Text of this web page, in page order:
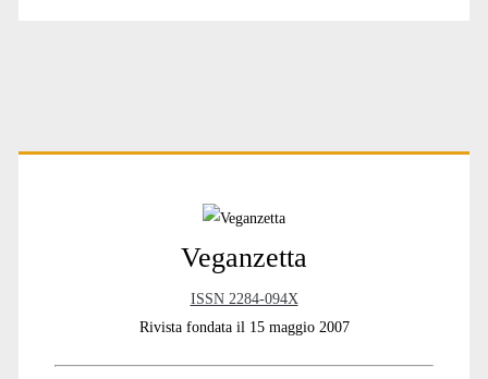
Primary
Veganzetta
ISSN 2284-094X
Rivista fondata il 15 maggio 2007